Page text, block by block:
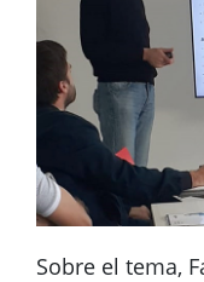
Sobre el tema,